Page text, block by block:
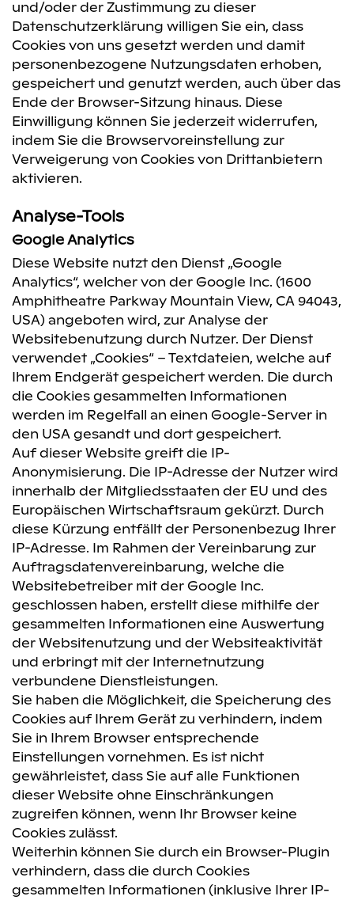
und/oder der Zustimmung zu dieser
Datenschutzerklärung willigen Sie ein, dass
Cookies von uns gesetzt werden und damit
personenbezogene Nutzungsdaten erhoben,
gespeichert und genutzt werden, auch über das
Ende der Browser-Sitzung hinaus. Diese
Einwilligung können Sie jederzeit widerrufen,
indem Sie die Browservoreinstellung zur
Verweigerung von Cookies von Drittanbietern
aktivieren.
Analyse-Tools
Google Analytics
Diese Website nutzt den Dienst „Google
Analytics“, welcher von der Google Inc. (1600
Amphitheatre Parkway Mountain View, CA 94043,
USA) angeboten wird, zur Analyse der
Websitebenutzung durch Nutzer. Der Dienst
verwendet „Cookies“ – Textdateien, welche auf
Ihrem Endgerät gespeichert werden. Die durch
die Cookies gesammelten Informationen
werden im Regelfall an einen Google-Server in
den USA gesandt und dort gespeichert.
Auf dieser Website greift die IP-
Anonymisierung. Die IP-Adresse der Nutzer wird
innerhalb der Mitgliedsstaaten der EU und des
Europäischen Wirtschaftsraum gekürzt. Durch
diese Kürzung entfällt der Personenbezug Ihrer
IP-Adresse. Im Rahmen der Vereinbarung zur
Auftragsdatenvereinbarung, welche die
Websitebetreiber mit der Google Inc.
geschlossen haben, erstellt diese mithilfe der
gesammelten Informationen eine Auswertung
der Websitenutzung und der Websiteaktivität
und erbringt mit der Internetnutzung
verbundene Dienstleistungen.
Sie haben die Möglichkeit, die Speicherung des
Cookies auf Ihrem Gerät zu verhindern, indem
Sie in Ihrem Browser entsprechende
Einstellungen vornehmen. Es ist nicht
gewährleistet, dass Sie auf alle Funktionen
dieser Website ohne Einschränkungen
zugreifen können, wenn Ihr Browser keine
Cookies zulässt.
Weiterhin können Sie durch ein Browser-Plugin
verhindern, dass die durch Cookies
gesammelten Informationen (inklusive Ihrer IP-